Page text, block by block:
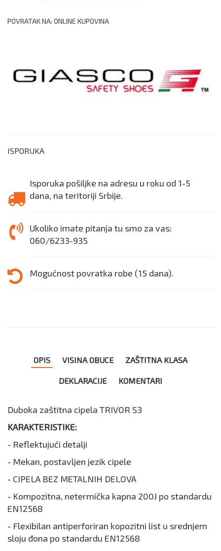
POVRATAK NA: ONLINE KUPOVINA
ISPORUKA
Isporuka pošiljke na adresu u roku od 1-5
dana, na teritoriji Srbije.
Ukoliko imate pitanja tu smo za vas:
060/6233-935
Mogućnost povratka robe (15 dana).
OPIS VISINA OBUCE ZAŠTITNA KLASA
DEKLARACIJE KOMENTARI
Duboka zaštitna cipela TRIVOR S3
KARAKTERISTIKE:
- Reflektujući detalji
- Mekan, postavljen jezik cipele
- CIPELA BEZ METALNIH DELOVA
- Kompozitna, netermička kapna 200J po standardu
EN12568
- Flexibilan antiperforiran kopozitni list u srednjem
sloju đona po standardu EN12568